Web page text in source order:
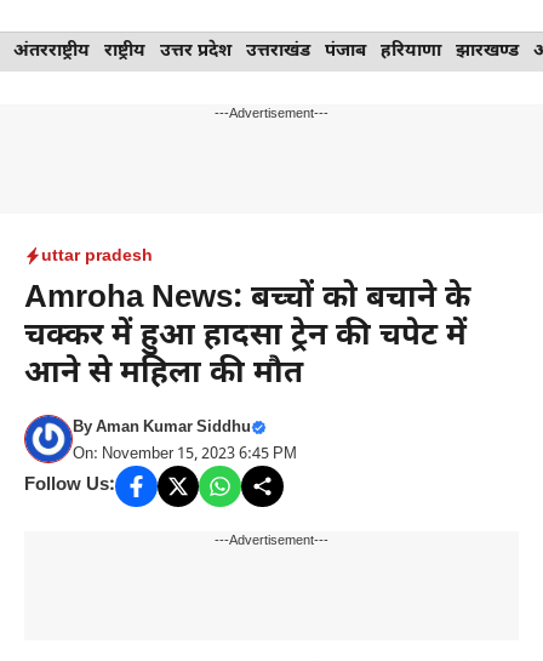
Skip
to
अंतरराष्ट्रीय राष्ट्रीय उत्तर प्रदेश उत्तराखंड पंजाब हरियाणा झारखण्ड
---Advertisement---
uttar pradesh
Amroha News: बच्चों को बचाने के
चक्कर में हुआ हादसा ट्रेन की चपेट में
आने से महिला की मौत
ByAman Kumar Siddhu
On: November 15, 2023 6:45 PM
Follow Us:
---Advertisement---